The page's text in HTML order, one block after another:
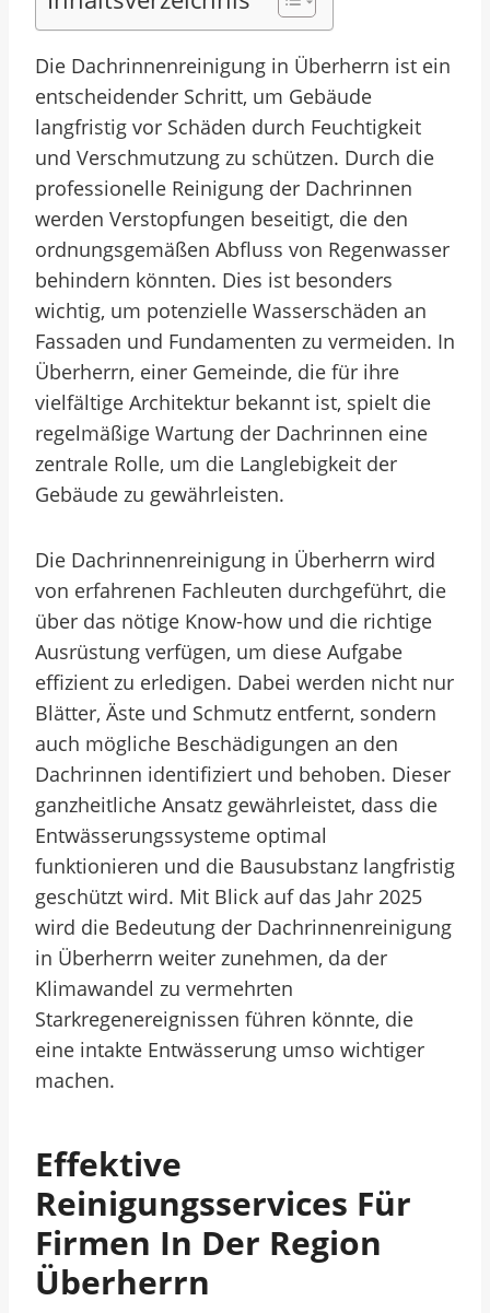
Die Dachrinnenreinigung in Überherrn ist ein
entscheidender Schritt, um Gebäude
langfristig vor Schäden durch Feuchtigkeit
und Verschmutzung zu schützen. Durch die
professionelle Reinigung der Dachrinnen
werden Verstopfungen beseitigt, die den
ordnungsgemäßen Abfluss von Regenwasser
behindern könnten. Dies ist besonders
wichtig, um potenzielle Wasserschäden an
Fassaden und Fundamenten zu vermeiden. In
Überherrn, einer Gemeinde, die für ihre
vielfältige Architektur bekannt ist, spielt die
regelmäßige Wartung der Dachrinnen eine
zentrale Rolle, um die Langlebigkeit der
Gebäude zu gewährleisten.
Die Dachrinnenreinigung in Überherrn wird
von erfahrenen Fachleuten durchgeführt, die
über das nötige Know-how und die richtige
Ausrüstung verfügen, um diese Aufgabe
effizient zu erledigen. Dabei werden nicht nur
Blätter, Äste und Schmutz entfernt, sondern
auch mögliche Beschädigungen an den
Dachrinnen identifiziert und behoben. Dieser
ganzheitliche Ansatz gewährleistet, dass die
Entwässerungssysteme optimal
funktionieren und die Bausubstanz langfristig
geschützt wird. Mit Blick auf das Jahr 2025
wird die Bedeutung der Dachrinnenreinigung
in Überherrn weiter zunehmen, da der
Klimawandel zu vermehrten
Starkregenereignissen führen könnte, die
eine intakte Entwässerung umso wichtiger
machen.
Effektive
Reinigungsservices Für
Firmen In Der Region
Überherrn